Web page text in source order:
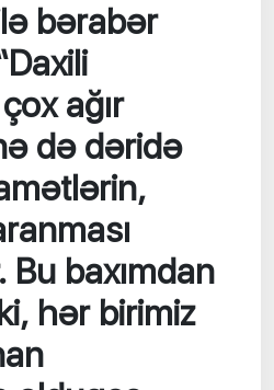
bərabər
ağır
də dəridə
baxımdan
hər birimiz